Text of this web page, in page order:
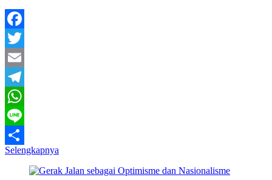
Facebook
Twitter
Email
Telegram
WhatsApp
Line
Share
Selengkapnya